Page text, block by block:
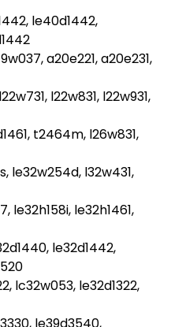
le40d1442,
a20e221, a20e231,
l22w831, l22w931,
t2464m, l26w831,
le32w254d, l32w431,
le32h158i, le32h1461,
le32d1442,
lc32w053, le32d1322,